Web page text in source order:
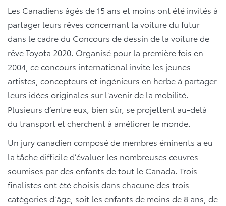
Les Canadiens âgés de 15 ans et moins ont été invités à
partager leurs rêves concernant la voiture du futur
dans le cadre du Concours de dessin de la voiture de
rêve Toyota 2020. Organisé pour la première fois en
2004, ce concours international invite les jeunes
artistes, concepteurs et ingénieurs en herbe à partager
leurs idées originales sur l’avenir de la mobilité.
Plusieurs d’entre eux, bien sûr, se projettent au-delà
du transport et cherchent à améliorer le monde.
Un jury canadien composé de membres éminents a eu
la tâche difficile d’évaluer les nombreuses œuvres
soumises par des enfants de tout le Canada. Trois
finalistes ont été choisis dans chacune des trois
catégories d’âge, soit les enfants de moins de 8 ans, de